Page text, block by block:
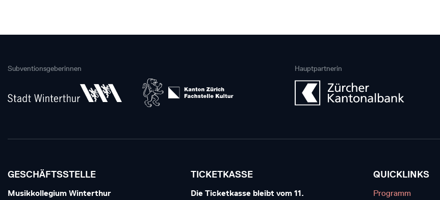
Subventionsgeberinnen Hauptpartnerin
GESCHÄFTSSTELLE
Musikkollegium Winterthur
TICKETKASSE
Die Ticketkasse bleibt vom 11.
QUICKLINKS
Programm